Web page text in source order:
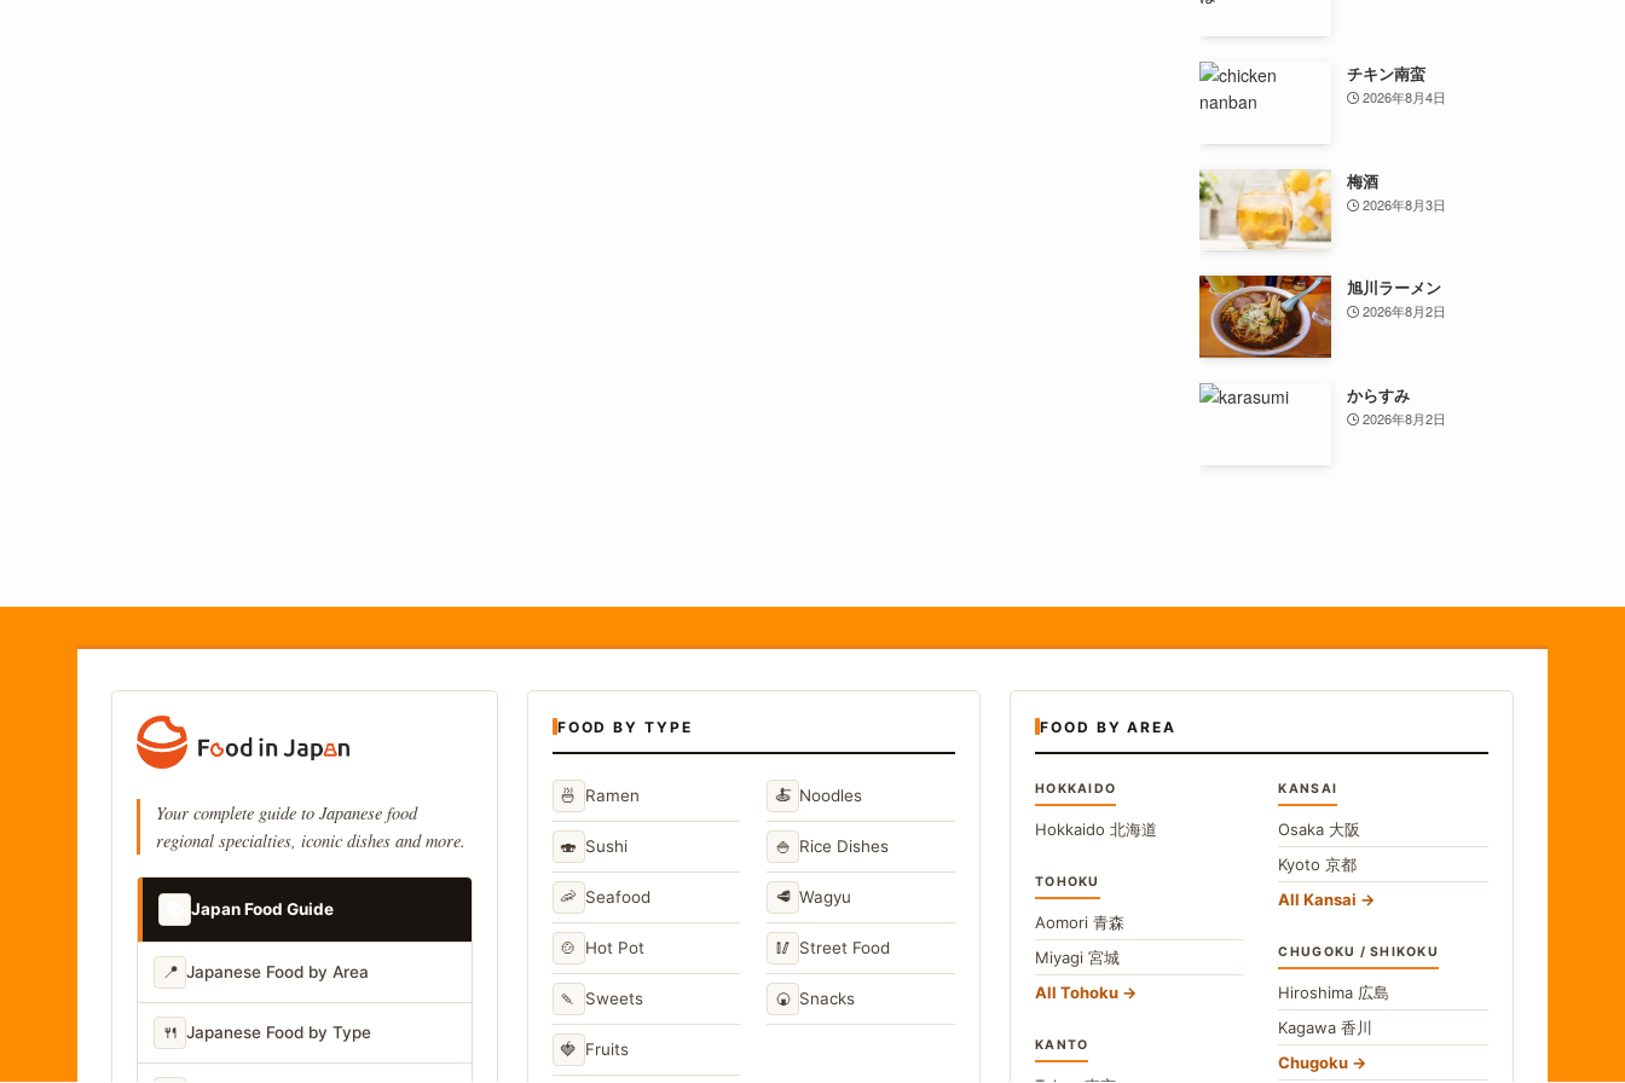
チキン南蛮
2026年8月4日
梅酒
2026年8月3日
旭川ラーメン
2026年8月2日
からすみ
2026年8月2日
Your complete guide to Japanese food
regional specialties, iconic dishes and more.
Japan Food Guide
📍 Japanese Food by Area
🍴 Japanese Food by Type
FOOD BY TYPE
🍜 Ramen 🍝 Noodles
🍣 Sushi 🍚 Rice Dishes
🦐 Seafood 🥩 Wagyu
🍲 Hot Pot 🥢 Street Food
🍡 Sweets 🍘 Snacks
🍓 Fruits
FOOD BY AREA
HOKKAIDO
Hokkaido 北海道
TOHOKU
Aomori 青森
Miyagi 宮城
All Tohoku
KANTO
KANSAI
Osaka 大阪
Kyoto京都
All Kansai
CHUGOKU / SHIKOKU
Hiroshima 広島
Kagawa香川
Chugoku